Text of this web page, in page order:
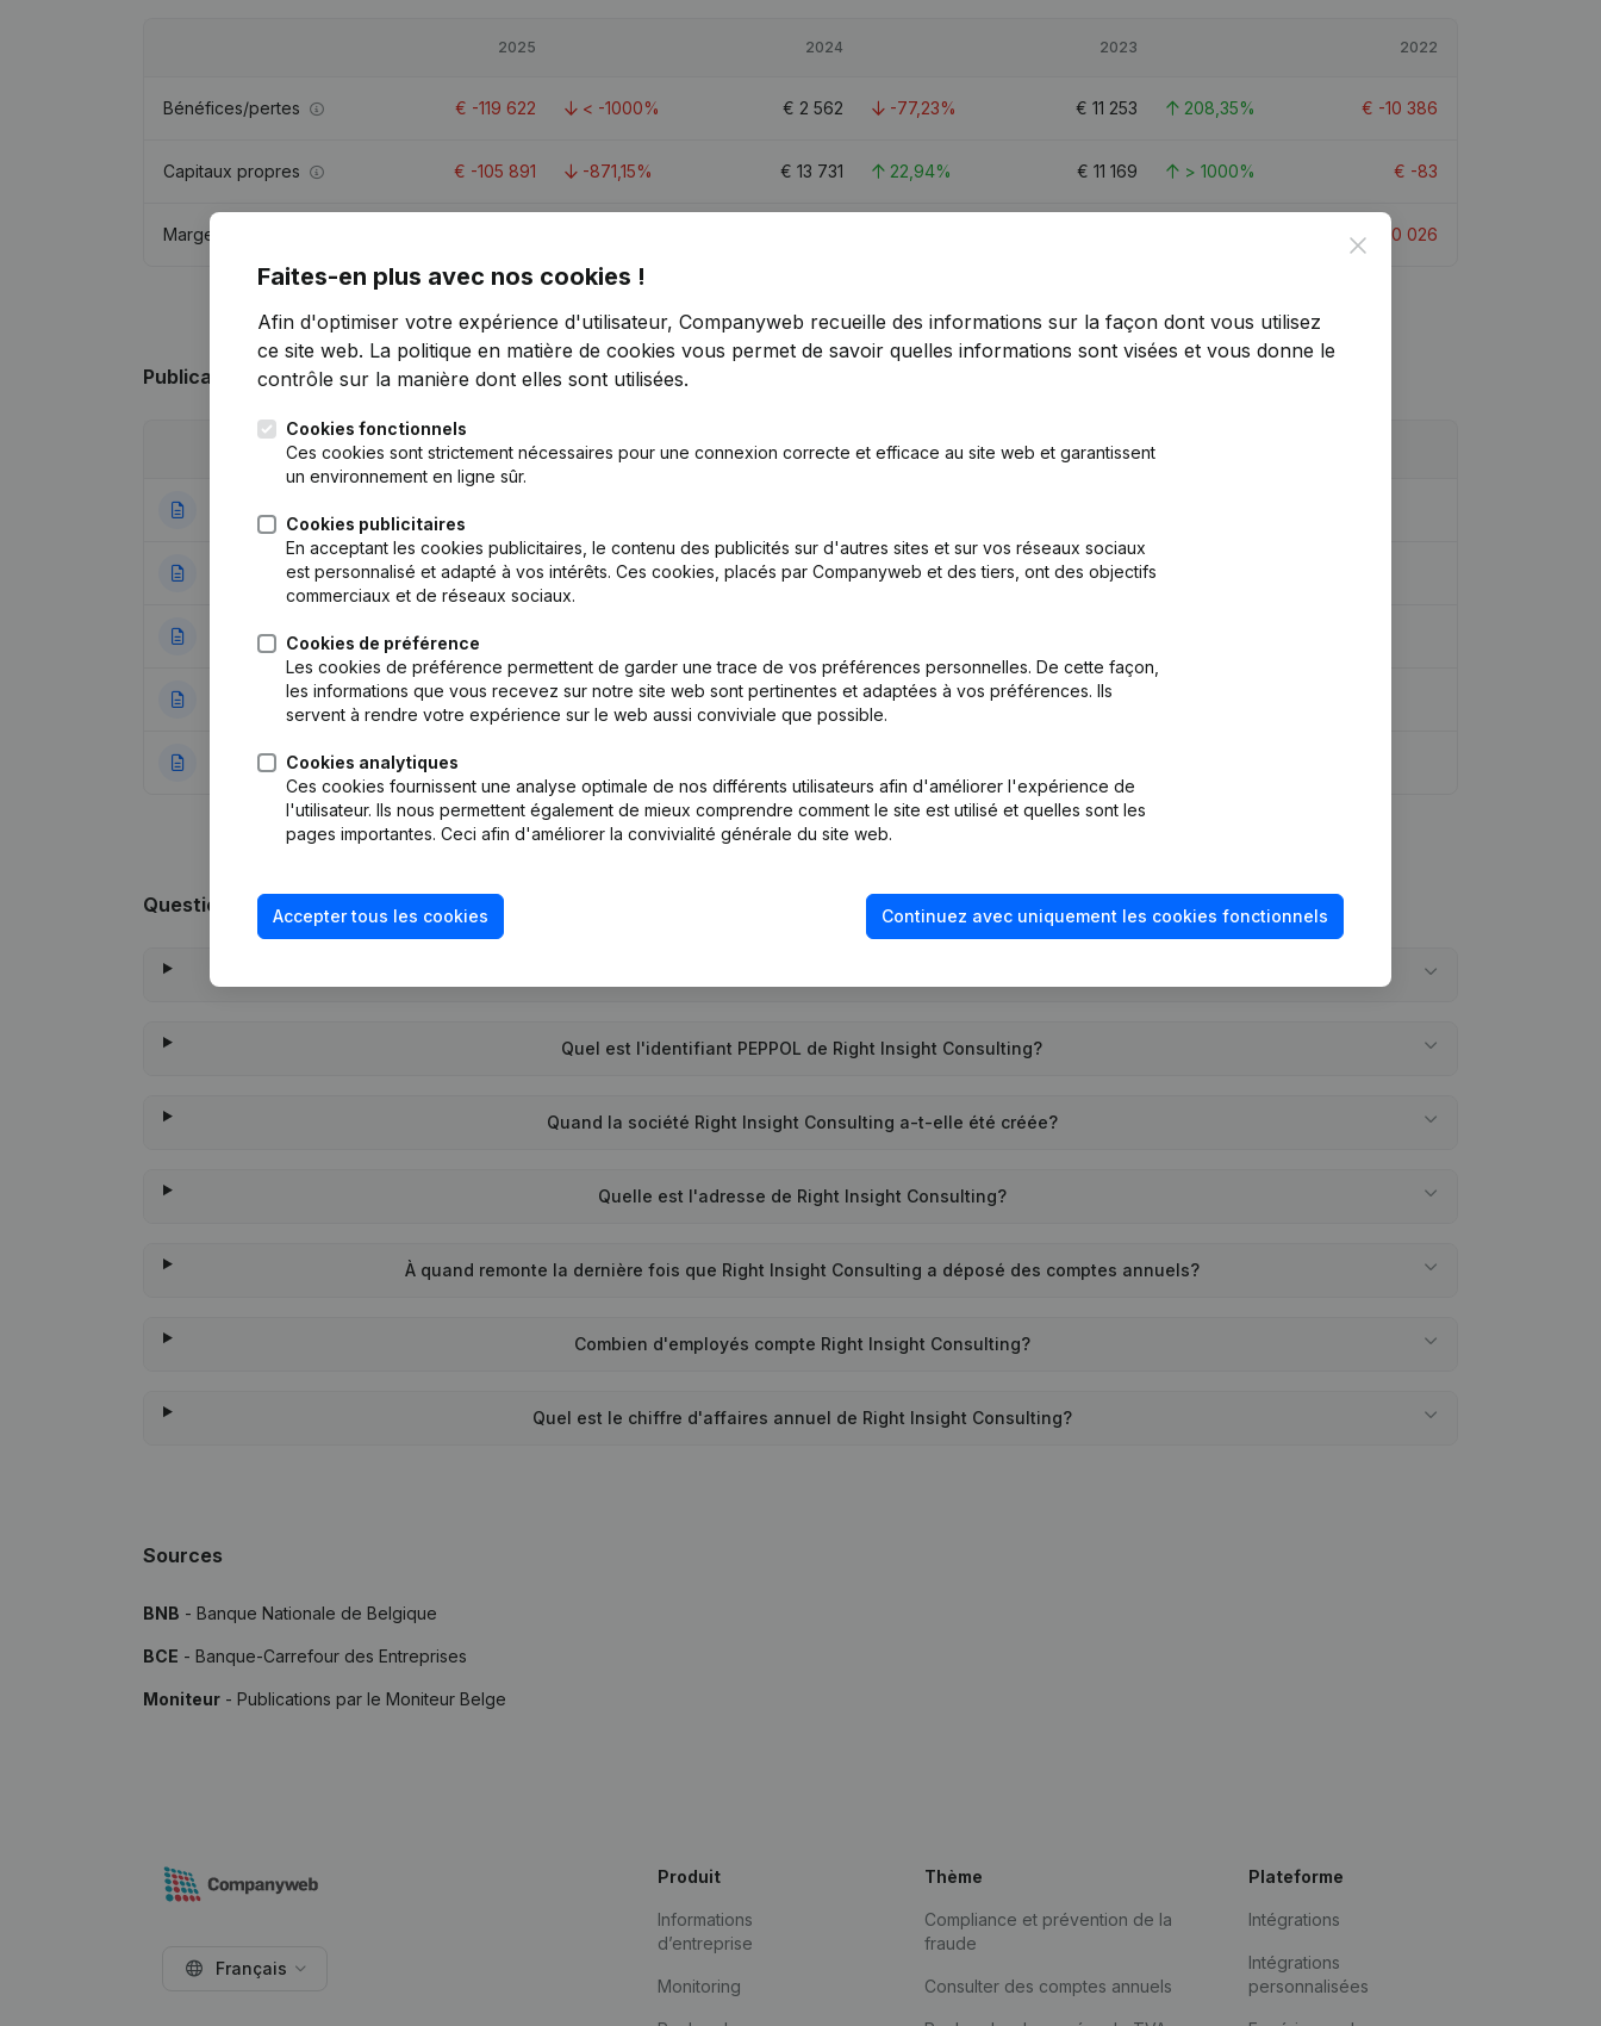
2025 2024 2023 2022
Bénéfices/pertes € -119 622 < -1000% € 2 562 -77,23% € 11 253 208,35% € -10 386
Capitaux propres € -105 891 -871,15% € 13 731 22,94% € 11 169 > 1000% € -83
Marge brute € -10 026
Publicationsde Right Insight Consulting
Publication
31-05-2024 Déplacement Siège Social
17-05-2024 Demissions, Nominations
07-04-2023 Capital, Actions - Demissions, Nominations
03-01-2023 Siège Social - Capital, Actions - Demissions, Nominations
Questions fréquemment posées
Quel est l'identifiant PEPPOL de Right Insight Consulting?
Quand la société Right Insight Consulting a-t-elle été créée?
Quelle est l'adresse de Right Insight Consulting?
À quand remonte la dernière fois que Right Insight Consulting a déposé des comptes annuels?
Combien d'employés compte Right Insight Consulting?
Quel est le chiffre d'affaires annuel de Right Insight Consulting?
Sources
BNB - Banque Nationale de Belgique
BCE - Banque-Carrefour des Entreprises
Moniteur - Publications par le Moniteur Belge
Close
Faites-en plus avec nos cookies !
Afin d'optimiser votre expérience d'utilisateur, Companyweb recueille des informations sur la façon dont vous utilisez
ce site web. La politique en matière de cookies vous permet de savoir quelles informations sont visées et vous donne le
contrôle sur la manière dont elles sont utilisées.
Cookies fonctionnels
Ces cookies sont strictement nécessaires pour une connexion correcte et efficace au site web et garantissent
un environnement en ligne sûr.
Cookies publicitaires
En acceptant les cookies publicitaires, le contenu des publicités sur d'autres sites et sur vos réseaux sociaux
est personnalisé et adapté à vos intérêts. Ces cookies, placés par Companyweb et des tiers, ont des objectifs
commerciaux et de réseaux sociaux.
Cookies de préférence
Les cookies de préférence permettent de garder une trace de vos préférences personnelles. De cette façon,
les informations que vous recevez sur notre site web sont pertinentes et adaptées à vos préférences. Ils
servent à rendre votre expérience sur le web aussi conviviale que possible.
Cookies analytiques
Ces cookies fournissent une analyse optimale de nos différents utilisateurs afin d'améliorer l'expérience de
l'utilisateur. Ils nous permettent également de mieux comprendre comment le site est utilisé et quelles sont les
pages importantes. Ceci afin d'améliorer la convivialité générale du site web.
Accepter tous les cookies Continuez avec uniquement les cookies fonctionnels
Français
Produit
Informations
d’entreprise
Monitoring
Thème
Compliance et prévention de la
fraude
Consulter des comptes annuels
Plateforme
Intégrations
Intégrations
personnalisées